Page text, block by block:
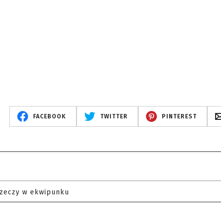
FACEBOOK TWITTER PINTEREST
w ekwipunku